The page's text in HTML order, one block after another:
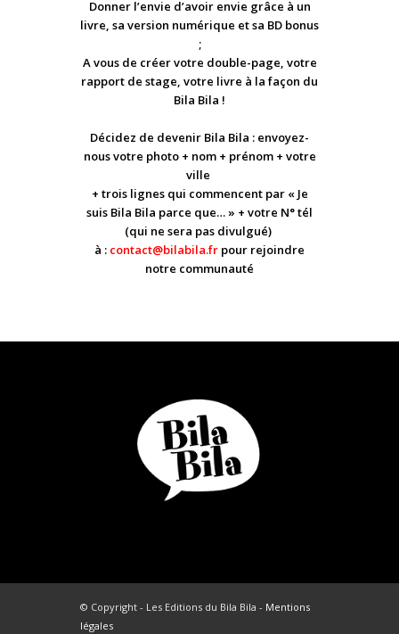
Donner l’envie d’avoir envie grâce à un
livre, sa version numérique et sa BD bonus
;
A vous de créer votre double-page, votre
rapport de stage, votre livre à la façon du
Bila Bila !
Décidez de devenir Bila Bila : envoyez-
nous votre photo + nom + prénom + votre
ville
+ trois lignes qui commencent par « Je
suis Bila Bila parce que… » + votre N° tél
(qui ne sera pas divulgué)
à : contact@bilabila.fr pour rejoindre
notre communauté
© Copyright - Les Editions du Bila Bila - Mentions
légales